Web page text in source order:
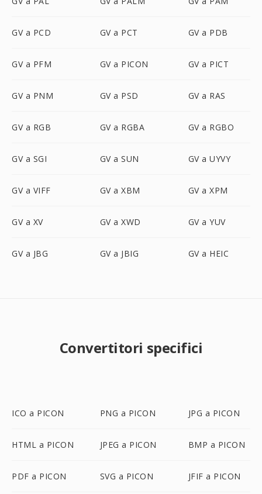
GV a PCD GV a PCT GV a PDB
GV a PFM GV a PICON GV a PICT
GV a PNM GV a PSD GV a RAS
GV a RGB GV a RGBA GV a RGBO
GV a SGI GV a SUN GV a UYVY
GV a VIFF GV a XBM GV a XPM
GV a XV GV a XWD GV a YUV
GV a JBG GV a JBIG GV a HEIC
Convertitori specifici
ICO a PICON PNG a PICON JPG a PICON
HTML a PICON JPEG a PICON BMP a PICON
PDF a PICON SVG a PICON JFIF a PICON